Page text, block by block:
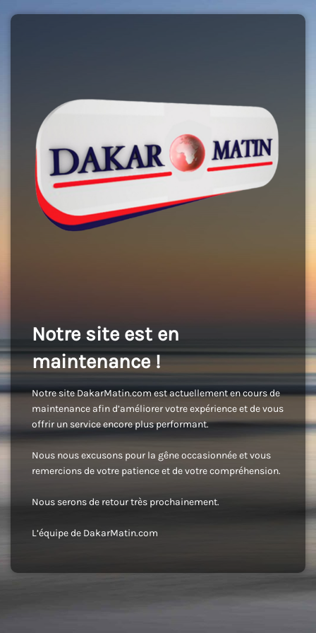
Notre site est en
maintenance !
Notre site DakarMatin.com est actuellement en cours de
maintenance afin d’améliorer votre expérience et de vous
offrir un service encore plus performant.
Nous nous excusons pour la gêne occasionnée et vous
remercions de votre patience et de votre compréhension.
Nous serons de retour très prochainement.
L’équipe de DakarMatin.com